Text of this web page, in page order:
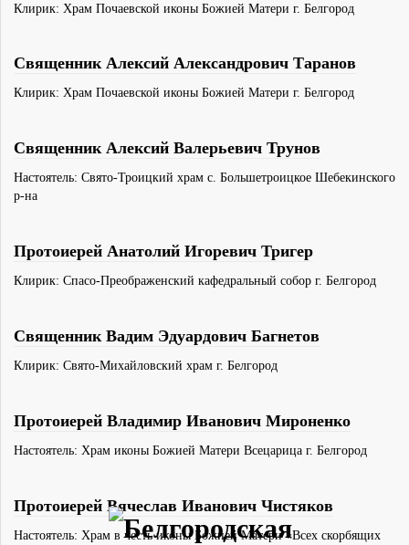
Клирик: Храм Почаевской иконы Божией Матери г. Белгород
Священник Алексий Александрович Таранов
Клирик: Храм Почаевской иконы Божией Матери г. Белгород
Священник Алексий Валерьевич Трунов
Настоятель: Свято-Троицкий храм с. Большетроицкое Шебекинского
р-на
Протоиерей Анатолий Игоревич Тригер
Клирик: Спасо-Преображенский кафедральный собор г. Белгород
Священник Вадим Эдуардович Багнетов
Клирик: Свято-Михайловский храм г. Белгород
Протоиерей Владимир Иванович Мироненко
Настоятель: Храм иконы Божией Матери Всецарица г. Белгород
Протоиерей Вячеслав Иванович Чистяков
Настоятель: Храм в честь иконы Божией Матери «Всех скорбящих